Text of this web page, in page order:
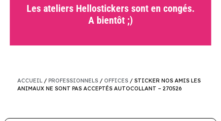
Les ateliers Hellostickers sont en congés.
A bientôt ;)
ACCUEIL/ PROFESSIONNELS/ OFFICES/ STICKER NOS AMIS LES
ANIMAUX NE SONT PAS ACCEPTÉS AUTOCOLLANT – 270526